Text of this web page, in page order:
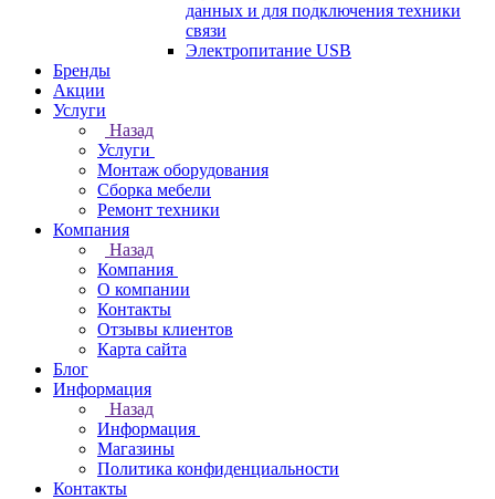
данных и для подключения техники
связи
Электропитание USB
Бренды
Акции
Услуги
Назад
Услуги
Монтаж оборудования
Сборка мебели
Ремонт техники
Компания
Назад
Компания
О компании
Контакты
Отзывы клиентов
Карта сайта
Блог
Информация
Назад
Информация
Магазины
Политика конфиденциальности
Контакты